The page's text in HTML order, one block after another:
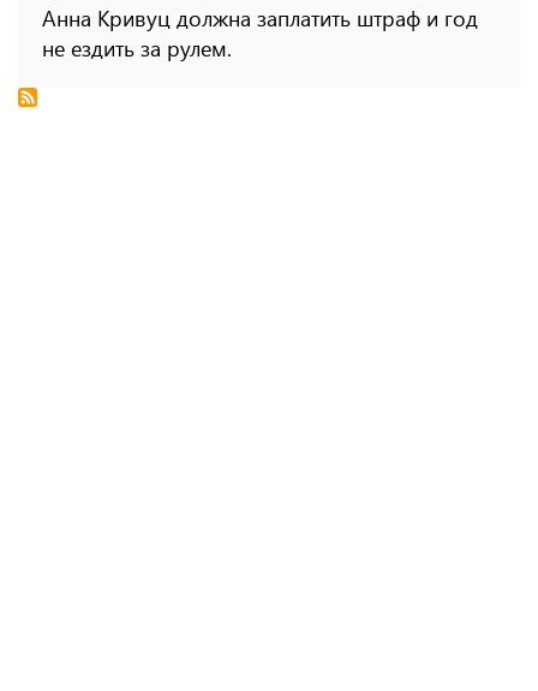
Анна Кривуц должна заплатить штраф и год
не ездить за рулем.